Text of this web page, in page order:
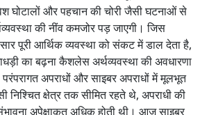
घोटालों और पहचान की चोरी जैसी घटनाओं से
की नींव कमजोर पड़ जाएगी। जिस
पूरी आर्थिक व्यवस्था को संकट में डाल देता है,
का बढ़ना कैशलेस अर्थव्यवस्था की अवधारणा
अपराधों और साइबर अपराधों में मूलभूत
क्षेत्र तक सीमित रहते थे, अपराधी की
अपेक्षाकृत अधिक होती थी। आज साइबर